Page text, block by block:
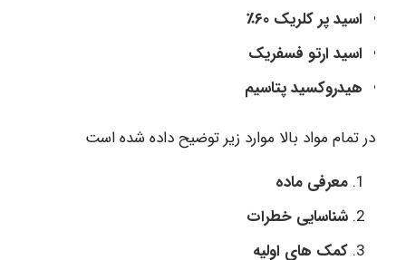
اسید پر کلریک ۶۰٪
اسید ارتو فسفریک
هیدروکسید پتاسیم
در تمام مواد بالا موارد زیر توضیح داده شده است
معرفی ماده
شناسایی خطرات
کمک های اولیه